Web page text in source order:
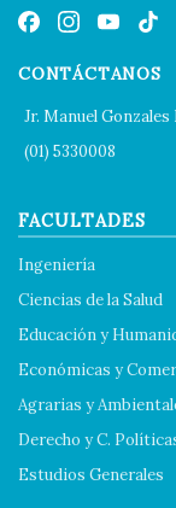
CONTÁCTANOS
Jr. Manuel
(01) 5330008
FACULTADES
Ingeniería
Ciencias de la Salud
Educación y
Económicas y
Agrarias y
Derecho y C.
Estudios Generales